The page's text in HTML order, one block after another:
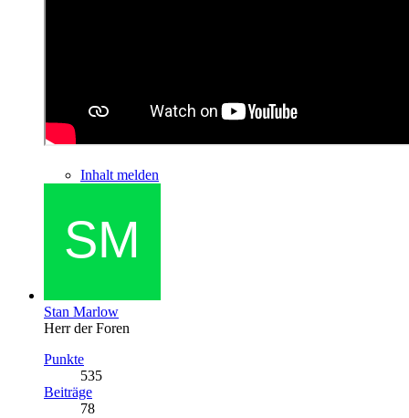
Inhalt melden
Stan Marlow
Herr der Foren
Punkte
535
Beiträge
78